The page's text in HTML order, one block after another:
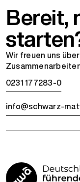
Bereit,
Wir freuen uns
0231 177283-0
info@schwarz-